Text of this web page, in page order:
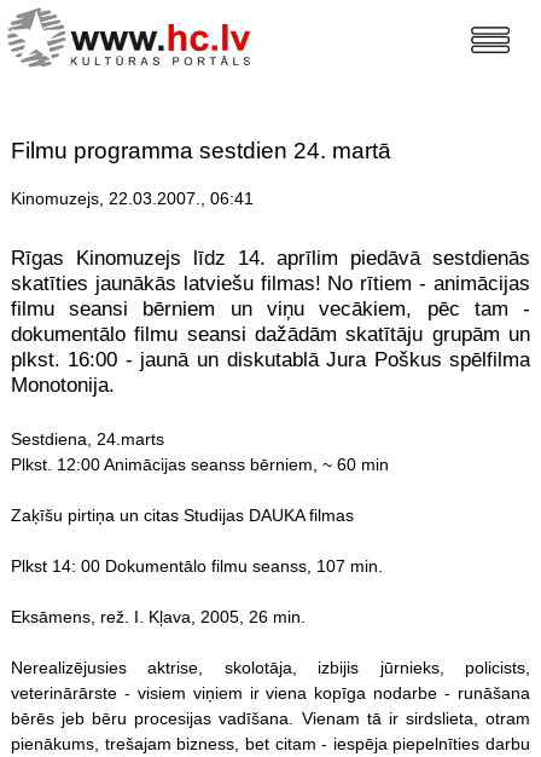
Filmu programma sestdien 24. martā
Kinomuzejs, 22.03.2007., 06:41
Rīgas Kinomuzejs līdz 14. aprīlim piedāvā sestdienās
skatīties jaunākās latviešu filmas! No rītiem - animācijas
filmu seansi bērniem un viņu vecākiem, pēc tam -
dokumentālo filmu seansi dažādām skatītāju grupām un
plkst. 16:00 - jaunā un diskutablā Jura Poškus spēlfilma
Monotonija.
Sestdiena, 24.marts
Plkst. 12:00 Animācijas seanss bērniem, ~ 60 min
Zaķīšu pirtiņa un citas Studijas DAUKA filmas
Plkst 14: 00 Dokumentālo filmu seanss, 107 min.
Eksāmens, rež. I. Kļava, 2005, 26 min.
Nerealizējusies aktrise, skolotāja, izbijis jūrnieks, policists,
veterinārārste - visiem viņiem ir viena kopīga nodarbe - runāšana
bērēs jeb bēru procesijas vadīšana. Vienam tā ir sirdslieta, otram
pienākums, trešajam bizness, bet citam - iespēja piepelnīties darbu